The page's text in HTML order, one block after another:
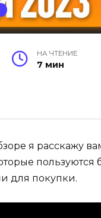
НА ЧТЕНИЕ
7 мин
я расскажу
для покупки.